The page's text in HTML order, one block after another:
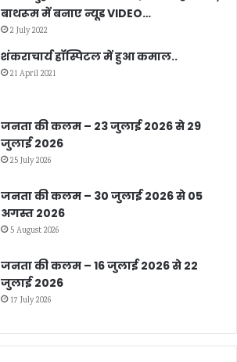
बाथरूम में बनाए न्यूड VIDEO…
2 July 2022
शंकराचार्य हॉस्पिटल में हुआ कमाल..
21 April 2021
जनता की कलम – 23 जुलाई 2026 से 29
जुलाई 2026
25 July 2026
जनता की कलम – 30 जुलाई 2026 से 05
अगस्त 2026
5 August 2026
जनता की कलम – 16 जुलाई 2026 से 22
जुलाई 2026
17 July 2026